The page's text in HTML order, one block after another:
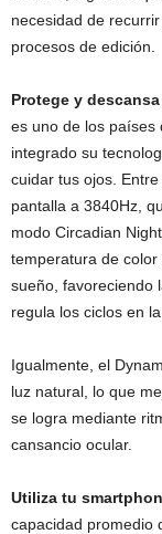
necesidad de
procesos de edición.
Protege y
es uno de los países
integrado su
cuidar tus ojos.
pantalla a 3840Hz,
modo Circadian
temperatura de
sueño, favoreciendo
regula los ciclos en
Igualmente, el
luz natural, lo que
se logra mediante
cansancio ocular.
Utiliza tu
capacidad promedio